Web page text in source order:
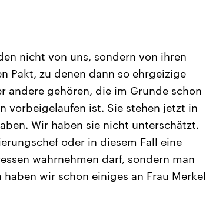
nicht von uns, sondern von ihren
Pakt, zu denen dann so ehrgeizige
andere gehören, die im Grunde schon
vorbeigelaufen ist. Sie stehen jetzt in
Wir haben sie nicht unterschätzt.
oder in diesem Fall eine
wahrnehmen darf, sondern man
wir schon einiges an Frau Merkel